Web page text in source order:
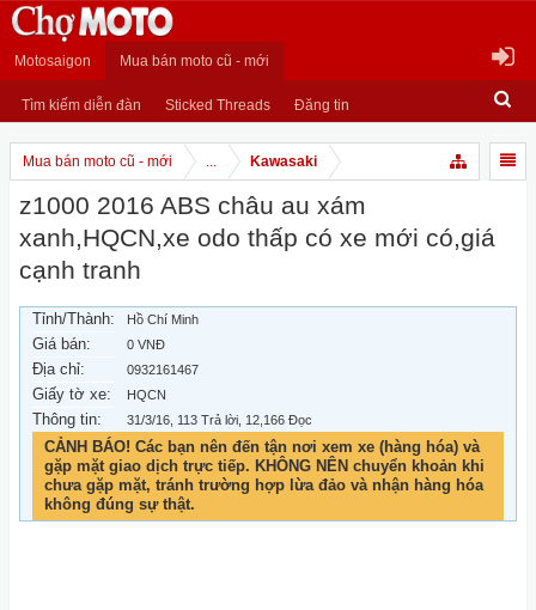
Motosaigon Mua bán moto cũ - mới
Tìm kiếm diễn đàn Sticked Threads Đăng tin
Mua bán moto cũ - mới ... Kawasaki
z1000 2016 ABS châu au xám
xanh,HQCN,xe odo thấp có xe mới có,giá
cạnh tranh
Tỉnh/Thành: Hồ Chí Minh
Giá bán: 0 VNĐ
Địa chỉ: 0932161467
Giấy tờ xe: HQCN
Thông tin: 31/3/16 , 113 Trả lời, 12,166 Đọc
CẢNH BÁO! Các bạn nên đến tận nơi xem xe (hàng hóa) và
gặp mặt giao dịch trực tiếp. KHÔNG NÊN chuyển khoản khi
chưa gặp mặt, tránh trường hợp lừa đảo và nhận hàng hóa
không đúng sự thật.